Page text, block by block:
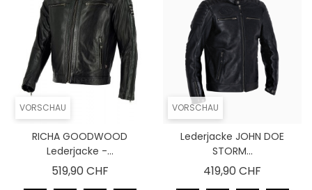
VORSCHAU
RICHA GOODWOOD
Lederjacke -...
519,90 CHFPreis
VORSCHAU
Lederjacke JOHN DOE
STORM...
419,90 CHF